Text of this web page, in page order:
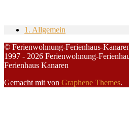
1. Allgemein
© Ferienwohnung-Ferienhaus-
1997 - 2026 Ferienwohnung-
Ferienhaus Kanaren
Gemacht mit von Graphene Themes.